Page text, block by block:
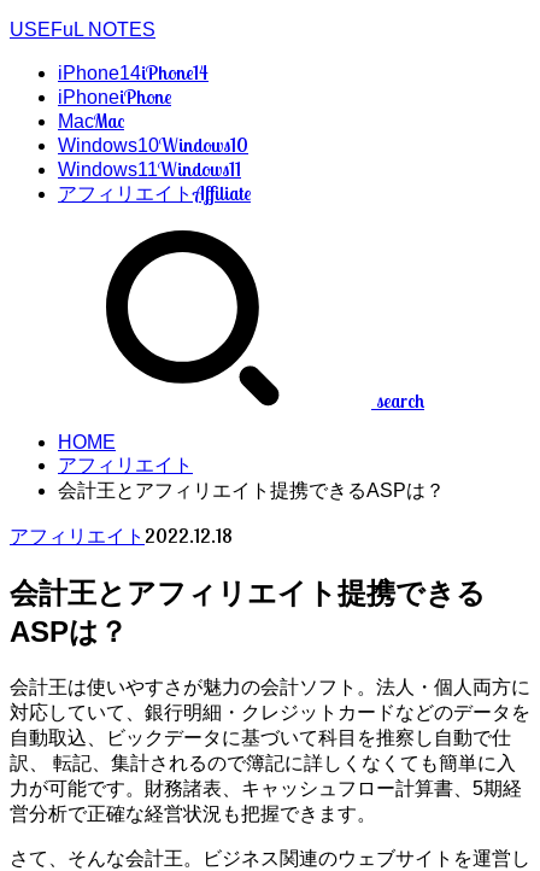
USEFuL NOTES
iPhone14iPhone14
iPhoneiPhone
MacMac
Windows10Windows10
Windows11Windows11
アフィリエイトAffiliate
search
HOME
アフィリエイト
会計王とアフィリエイト提携できるASPは？
アフィリエイト 2022.12.18
会計王とアフィリエイト提携できる
ASPは？
会計王は使いやすさが魅力の会計ソフト。法人・個人両方に
対応していて、銀行明細・クレジットカードなどのデータを
自動取込、ビックデータに基づいて科目を推察し自動で仕
訳、 転記、集計されるので簿記に詳しくなくても簡単に入
力が可能です。財務諸表、キャッシュフロー計算書、5期経
営分析で正確な経営状況も把握できます。
さて、そんな会計王。ビジネス関連のウェブサイトを運営し